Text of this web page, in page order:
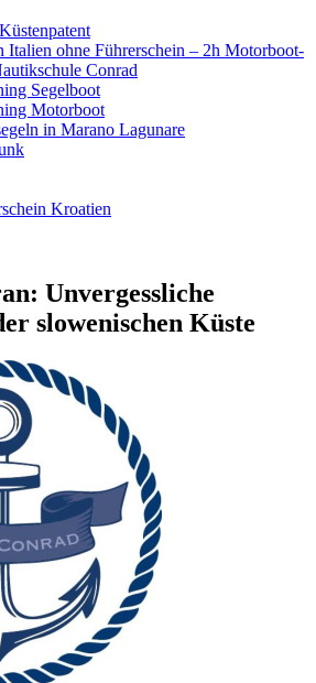
Italien ohne Führerschein – 2h Motorboot-
Conrad
Segelboot
Motorboot
in Marano Lagunare
Kroatien
Unvergessliche
slowenischen Küste